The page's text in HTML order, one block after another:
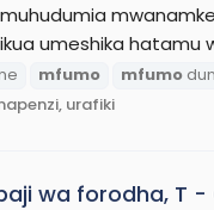
umeshika hatamu
mfumo mfumo
urafiki
wa forodha, T